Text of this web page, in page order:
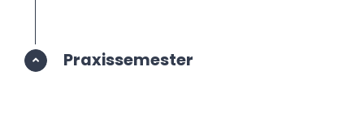
Praxissemester